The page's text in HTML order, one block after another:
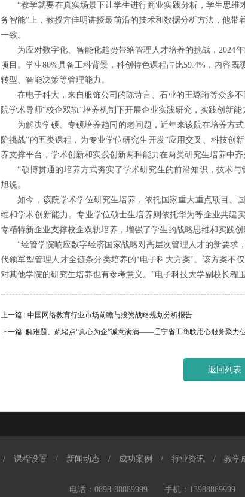
“教学就要在真实场景下让学生进行商业实践分析，学生思维
务智能”上，教授方佳明讲授最前沿的技术和数据分析方法，他
一致。
为应对数字化、智能化趋势带给管理人才培养的挑战，2024年
项目。学生80%具备工科背景，科创特色课程占比59.4%，内容
转型、智能决策等管理能力。
在电子科大，来自服饰公司的陈诗言、石业的王璐珩等众多不
院学术导师“校企双轨”培养机制下开展企业实践研究，实践创新能
为解决学硕、专硕培养趋同的老问题，近年来该院在培养方式
阶挑战”的五类课程，为专业学位研究生开发“应用交叉、科技创
养支撑平台，学术创新和实践创新两种能力在两类研究生培养中齐
“硕博贯通的培养方式夯实了学术研究生的前沿知识，技术与
旭说。
如今，该院学术学位研究生培养，依托国家重大重点项目、
维和学术创新能力。专业学位硕士生培养则依托华为等企业共建
专精特新企业支撑校企双轨培养，增强了学生的战略思维和实践创
“经管学院响应数字经济国家战略对高层次管理人才的新要求，
代领军型管理人才全链条分类培养的‘电子科大方案’。该方案不
对其他学院的研究生培养也有参考意义。”电子科技大学副校长程玉
上一篇 : 中国网络教育行业市场前瞻与投资战略规划分析报告
下一篇: 解难题、疏堵点“真心为企”诚意满满——辽宁省工商联用心服务聚力
返回列表
/ 课程设置 / 新闻动态 / 成功案例 / 行业资讯 / 教学
电话：0898-88889999 手机：13988889999